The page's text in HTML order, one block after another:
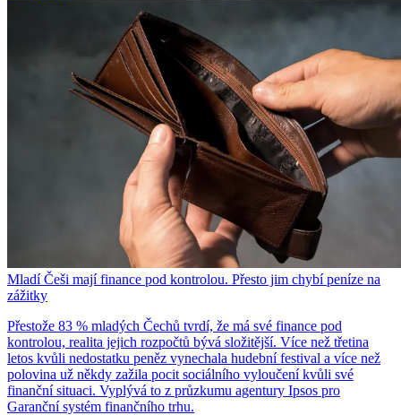
Mladí Češi mají finance pod kontrolou. Přesto jim chybí peníze na
zážitky
Přestože 83 % mladých Čechů tvrdí, že má své finance pod
kontrolou, realita jejich rozpočtů bývá složitější. Více než třetina
letos kvůli nedostatku peněz vynechala hudební festival a více než
polovina už někdy zažila pocit sociálního vyloučení kvůli své
finanční situaci. Vyplývá to z průzkumu agentury Ipsos pro
Garanční systém finančního trhu.